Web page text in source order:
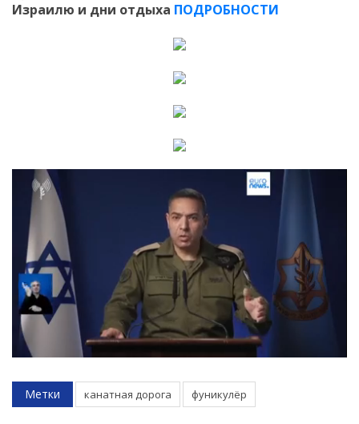
Израилю и дни отдыха ПОДРОБНОСТИ
Метки канатная дорога фуникулёр